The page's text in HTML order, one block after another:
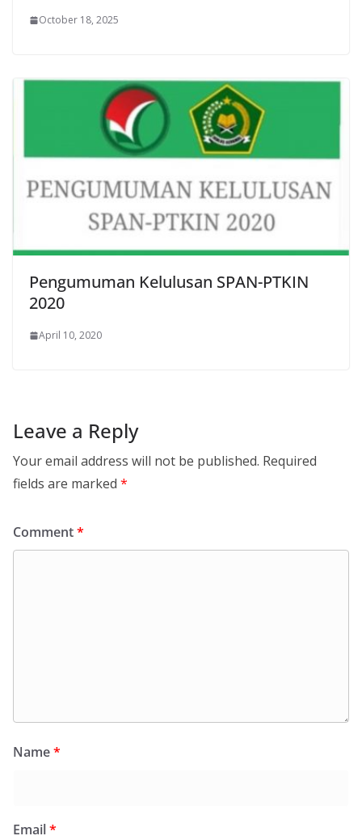
October 18, 2025
Pengumuman Kelulusan SPAN-PTKIN
2020
April 10, 2020
Leave a Reply
Your email address will not be published. Required
fields are marked *
Comment*
Name*
Email*